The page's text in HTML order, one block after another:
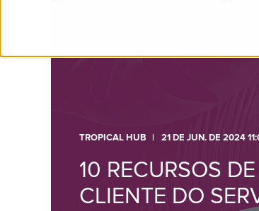
TROPICAL HUB 21 DE JUN. DE 2024
10 RECURSOS
CLIENTE DO